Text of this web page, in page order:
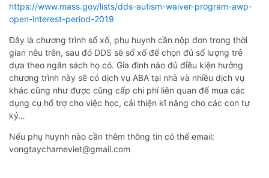
https://www.mass.gov/lists/dds-autism-waiver-program-awp-
open-interest-period-2019
Đây là chương trình sổ xố, phụ huynh cần nộp đơn trong thời
gian nêu trên, sau đó DDS sẽ sổ xố để chọn đủ số lượng trẻ
dựa theo ngân sách họ có. Gia đình nào đủ điều kiện hưởng
chương trình này sẽ có dịch vụ ABA tại nhà và nhiều dịch vụ
khác cũng như được cũng cấp chi phí liên quan để mua các
dụng cụ hổ trợ cho việc học, cải thiện kĩ năng cho các con tự
kỷ…
Nếu phụ huynh nào cần thêm thông tin có thể email:
vongtaychameviet@gmail.com